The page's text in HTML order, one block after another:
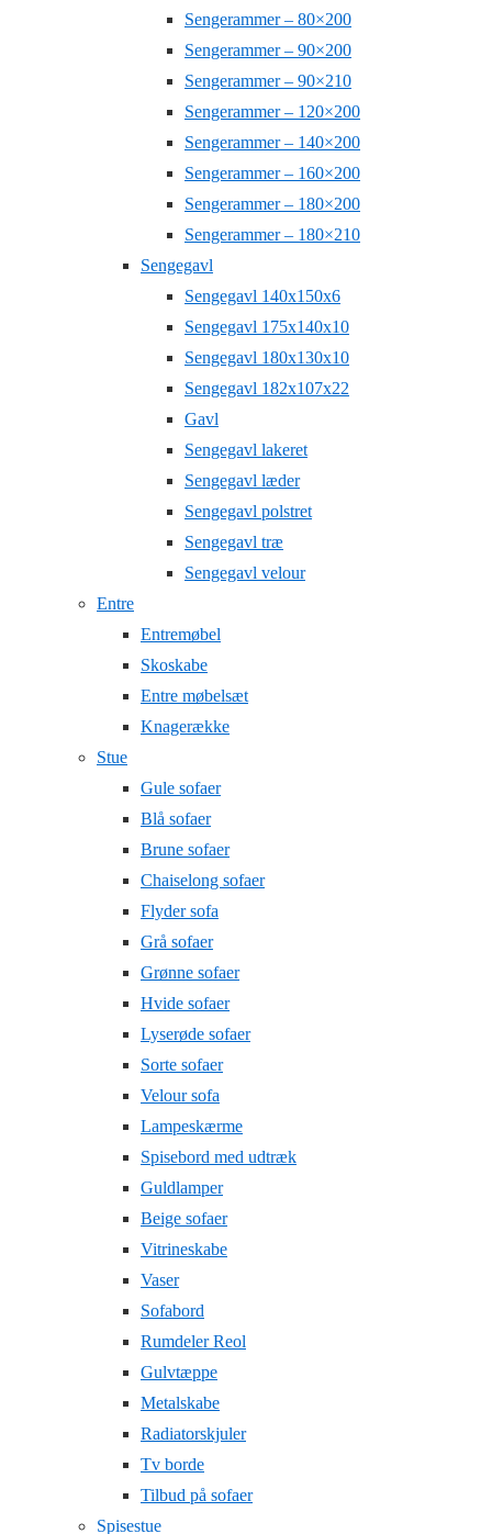
Sengerammer – 80×200
Sengerammer – 90×200
Sengerammer – 90×210
Sengerammer – 120×200
Sengerammer – 140×200
Sengerammer – 160×200
Sengerammer – 180×200
Sengerammer – 180×210
Sengegavl
Sengegavl 140x150x6
Sengegavl 175x140x10
Sengegavl 180x130x10
Sengegavl 182x107x22
Gavl
Sengegavl lakeret
Sengegavl læder
Sengegavl polstret
Sengegavl træ
Sengegavl velour
Entre
Entremøbel
Skoskabe
Entre møbelsæt
Knagerække
Stue
Gule sofaer
Blå sofaer
Brune sofaer
Chaiselong sofaer
Flyder sofa
Grå sofaer
Grønne sofaer
Hvide sofaer
Lyserøde sofaer
Sorte sofaer
Velour sofa
Lampeskærme
Spisebord med udtræk
Guldlamper
Beige sofaer
Vitrineskabe
Vaser
Sofabord
Rumdeler Reol
Gulvtæppe
Metalskabe
Radiatorskjuler
Tv borde
Tilbud på sofaer
Spisestue